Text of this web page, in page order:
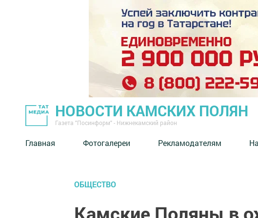
НОВОСТИ КАМСКИХ ПОЛЯН
Газета "Посинформ" - Нижнекамский район
Главная Фотогалереи Рекламодателям
ОБЩЕСТВО
Камские Поляны в